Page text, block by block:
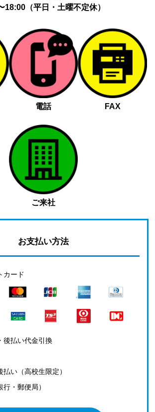
18:00（平日・土曜不定休）
電話 FAX
ご来社
お支払い方法
カード
払い代金引換
い（高校生限定）
・郵便局）